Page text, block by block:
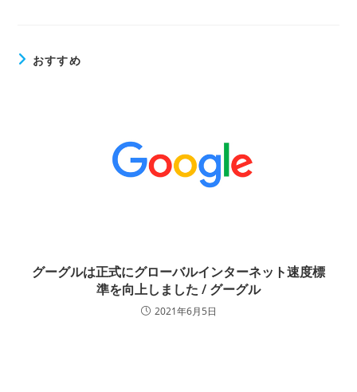
おすすめ
グーグルは正式にグローバルインターネット速度標
準を向上しました / グーグル
2021年6月5日